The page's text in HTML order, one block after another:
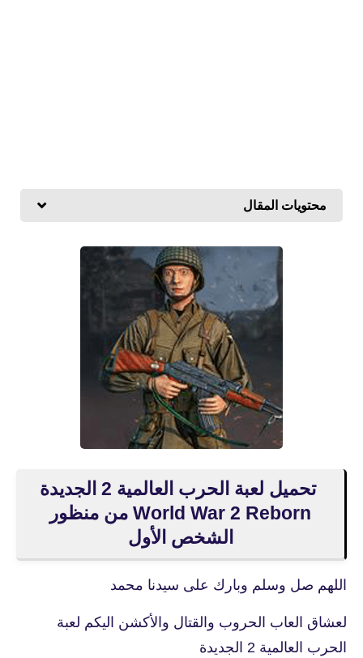
محتويات المقال
تحميل لعبة الحرب العالمية 2 الجديدة
World War 2 Reborn من منظور
الشخص الأول
اللهم صل وسلم وبارك على سيدنا محمد
لعشاق العاب الحروب والقتال والأكشن اليكم لعبة
الحرب العالمية 2 الجديدة